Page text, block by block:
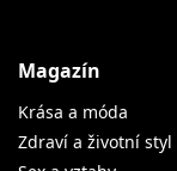
Magazín
Krása a móda
Zdraví a životní styl